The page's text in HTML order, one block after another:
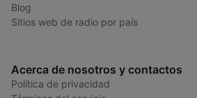
Blog
Sitios web de radio por país
Acerca de nosotros y contactos
Política de privacidad